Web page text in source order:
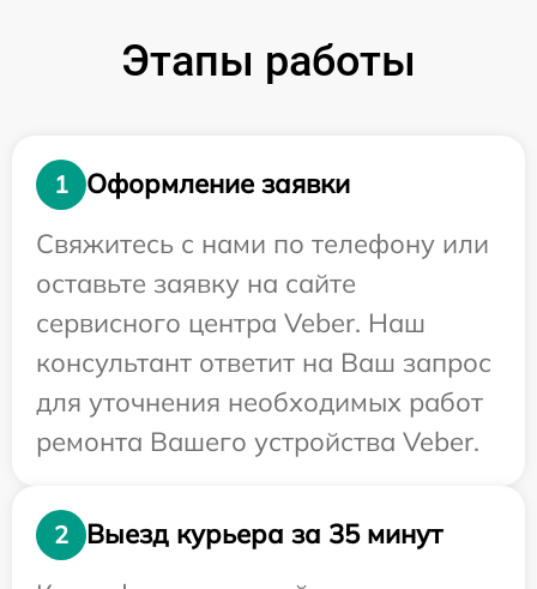
Этапы работы
1
Оформление заявки
Свяжитесь с нами по телефону или
оставьте заявку на сайте
сервисного центра Veber. Наш
консультант ответит на Ваш запрос
для уточнения необходимых работ
ремонта Вашего устройства Veber.
2
Выезд курьера за 35 минут